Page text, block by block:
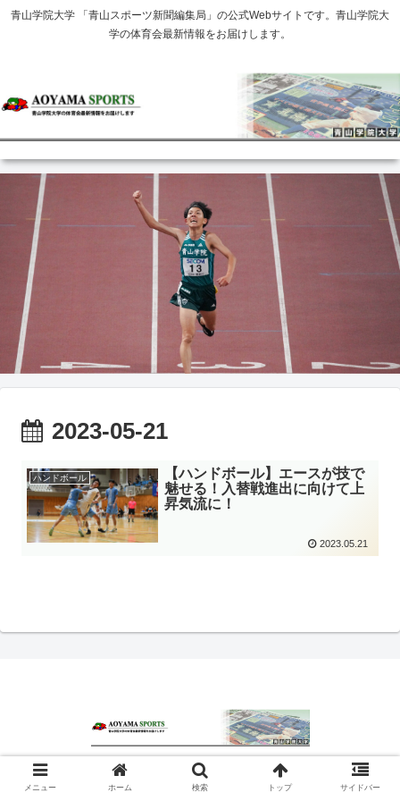
青山学院大学 「青山スポーツ新聞編集局」の公式Webサイトです。青山学院大
学の体育会最新情報をお届けします。
2023-05-21
ハンドボール
【ハンドボール】エースが技で
魅せる！入替戦進出に向けて上
昇気流に！
2023.05.21
© 2020 青山スポーツ.
メニュー ホーム 検索 トップ サイドバー